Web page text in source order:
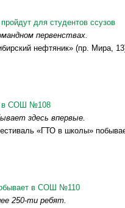
для студентов ссузов
первенствах.
нефтяник» (пр. Мира,
в СОШ №108
здесь впервые.
«ГТО в школы»
в СОШ №110
250-ти ребят.